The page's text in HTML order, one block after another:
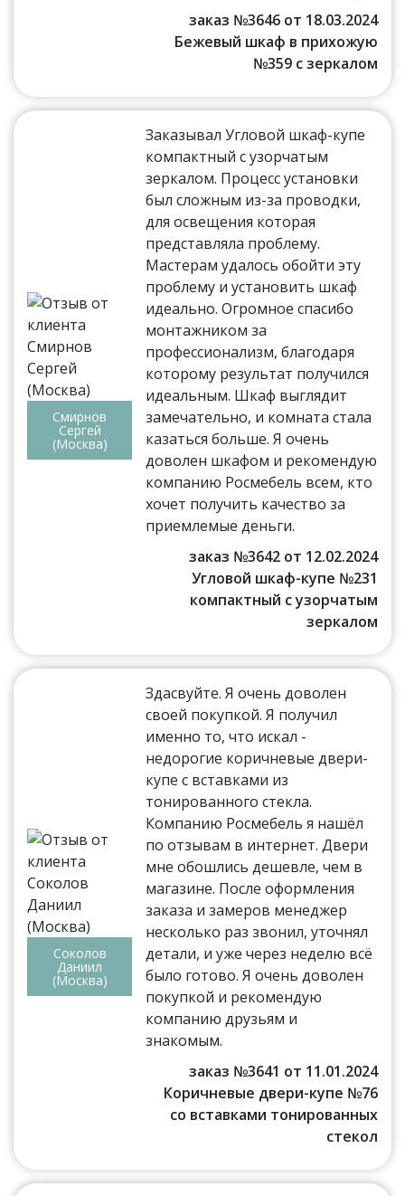
заказ №3646 от 18.03.2024
Бежевый шкаф в прихожую
№359 с зеркалом
Смирнов
Сергей
(Москва)
Заказывал Угловой шкаф-купе
компактный с узорчатым
зеркалом. Процесс установки
был сложным из-за проводки,
для освещения которая
представляла проблему.
Мастерам удалось обойти эту
проблему и установить шкаф
идеально. Огромное спасибо
монтажником за
профессионализм, благодаря
которому результат получился
идеальным. Шкаф выглядит
замечательно, и комната стала
казаться больше. Я очень
доволен шкафом и рекомендую
компанию Росмебель всем, кто
хочет получить качество за
приемлемые деньги.
заказ №3642 от 12.02.2024
Угловой шкаф-купе №231
компактный с узорчатым
зеркалом
Соколов
Даниил
(Москва)
Здасвуйте. Я очень доволен
своей покупкой. Я получил
именно то, что искал -
недорогие коричневые двери-
купе с вставками из
тонированного стекла.
Компанию Росмебель я нашёл
по отзывам в интернет. Двери
мне обошлись дешевле, чем в
магазине. После оформления
заказа и замеров менеджер
несколько раз звонил, уточнял
детали, и уже через неделю всё
было готово. Я очень доволен
покупкой и рекомендую
компанию друзьям и
знакомым.
заказ №3641 от 11.01.2024
Коричневые двери-купе №76
со вставками тонированных
стекол